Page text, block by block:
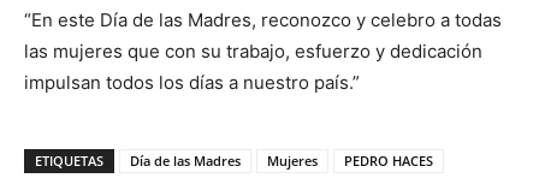
“En este Día de las Madres, reconozco y celebro a todas
las mujeres que con su trabajo, esfuerzo y dedicación
impulsan todos los días a nuestro país.”
ETIQUETAS Día de las Madres Mujeres PEDRO HACES